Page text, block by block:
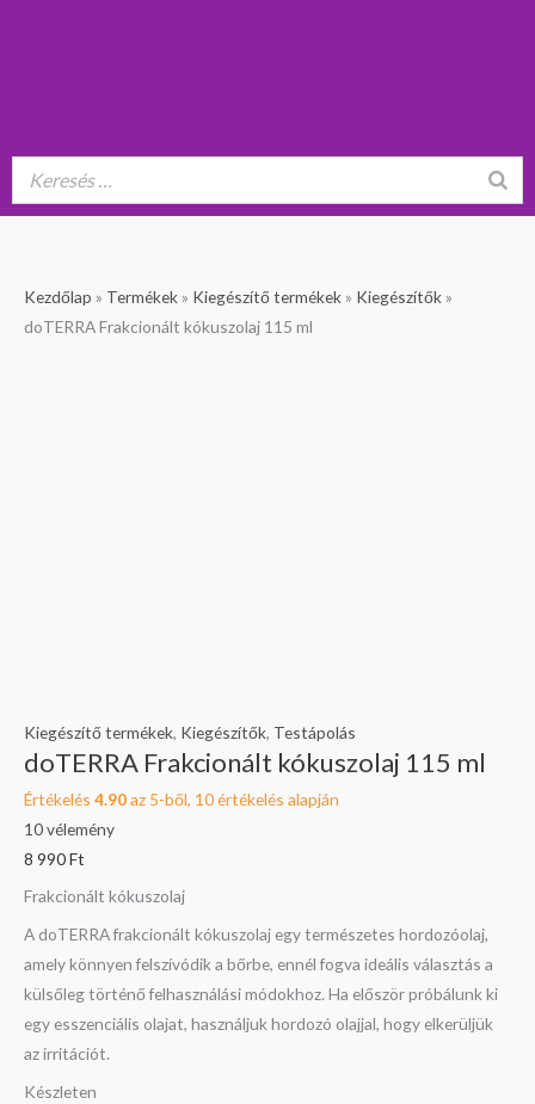
Kezdőlap » Termékek » Kiegészítő termékek » Kiegészítők »
doTERRA Frakcionált kókuszolaj 115 ml
Kiegészítő termékek, Kiegészítők, Testápolás
doTERRA Frakcionált kókuszolaj 115 ml
Értékelés 4.90az 5-ből, 10értékelés alapján
10vélemény
8 990Ft
Frakcionált kókuszolaj
A doTERRA frakcionált kókuszolaj egy természetes hordozóolaj,
amely könnyen felszívódik a bőrbe, ennél fogva ideális választás a
külsőleg történő felhasználási módokhoz. Ha először próbálunk ki
egy esszenciális olajat, használjuk hordozó olajjal, hogy elkerüljük
az irritációt.
Készleten
doTERRA
Frakcionált